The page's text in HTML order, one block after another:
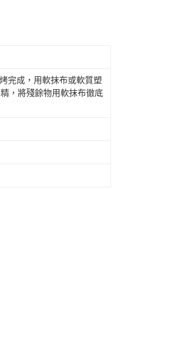
完成，用軟抹布或軟質塑
，將殘餘物用軟抹布徹底